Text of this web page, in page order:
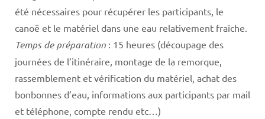
été nécessaires pour récupérer les participants, le
canoë et le matériel dans une eau relativement fraîche.
Temps de préparation : 15 heures (découpage des
journées de l’itinéraire, montage de la remorque,
rassemblement et vérification du matériel, achat des
bonbonnes d’eau, informations aux participants par mail
et téléphone, compte rendu etc…)